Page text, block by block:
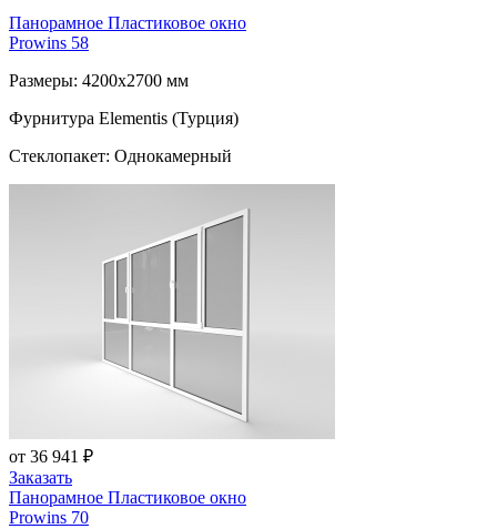
Панорамное Пластиковое окно
Prowins 58
Размеры: 4200x2700 мм
Фурнитура Elementis (Турция)
Стеклопакет: Однокамерный
от 36 941 ₽
Заказать
Панорамное Пластиковое окно
Prowins 70